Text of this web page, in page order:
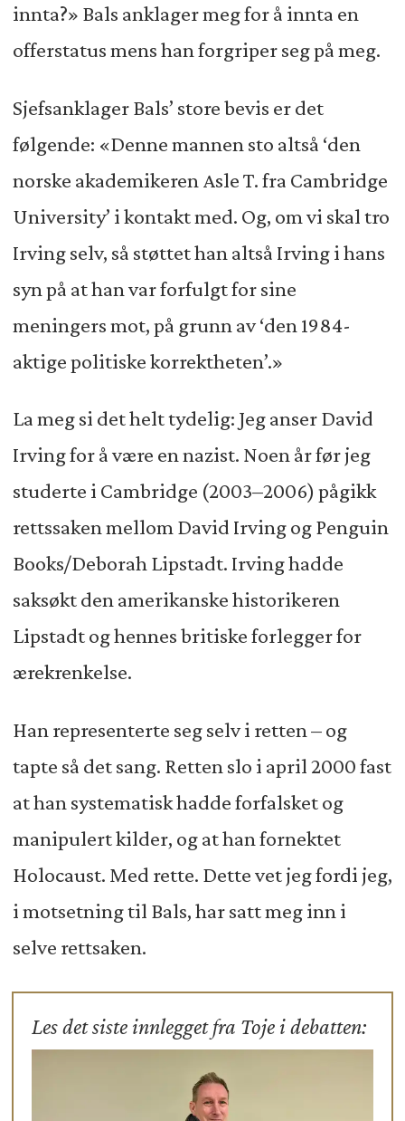
innta?» Bals anklager meg for å innta en
offerstatus mens han forgriper seg på meg.
Sjefsanklager Bals’ store bevis er det
følgende: «Denne mannen sto altså ‘den
norske akademikeren Asle T. fra Cambridge
University’ i kontakt med. Og, om vi skal tro
Irving selv, så støttet han altså Irving i hans
syn på at han var forfulgt for sine
meningers mot, på grunn av ‘den 1984-
aktige politiske korrektheten’.»
La meg si det helt tydelig: Jeg anser David
Irving for å være en nazist. Noen år før jeg
studerte i Cambridge (2003–2006) pågikk
rettssaken mellom David Irving og Penguin
Books/Deborah Lipstadt. Irving hadde
saksøkt den amerikanske historikeren
Lipstadt og hennes britiske forlegger for
ærekrenkelse.
Han representerte seg selv i retten – og
tapte så det sang. Retten slo i april 2000 fast
at han systematisk hadde forfalsket og
manipulert kilder, og at han fornektet
Holocaust. Med rette. Dette vet jeg fordi jeg,
i motsetning til Bals, har satt meg inn i
selve rettsaken.
Les det siste innlegget fra Toje i debatten: